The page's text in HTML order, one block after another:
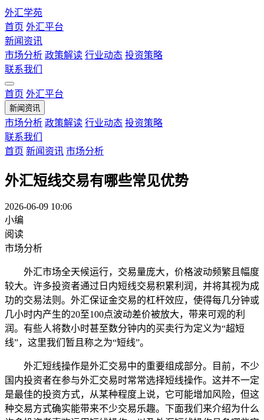
外汇学苑
首页 外汇平台
新闻资讯
市场分析 政策解读 行业动态 投资策略
联系我们
首页 外汇平台
新闻资讯
市场分析 政策解读 行业动态 投资策略
联系我们
首页 新闻资讯 市场分析
外汇短线交易有哪些常见优势
2026-06-09 10:06
小编
阅读
市场分析
外汇市场全天候运行，交易量庞大，价格波动频繁且幅度
较大。许多投资者通过日内短线交易积累利润，并将其视为成
功的交易法则。外汇保证金交易的杠杆效应，使得每几分钟或
几小时内产生的20至100点波动差价被放大，带来可观的利
润。有些人将数小时甚至数分钟内的买卖行为定义为“超短
线”，这里我们暂且称之为“短线”。
外汇短线操作是外汇交易中的重要组成部分。目前，不少
国内投资者在参与外汇交易时常常选择短线操作。这并不一定
是最佳的投资方式，从某种程度上说，它可能增加风险，但这
种交易方式确实能带来不少交易乐趣。下面我们来介绍为什么